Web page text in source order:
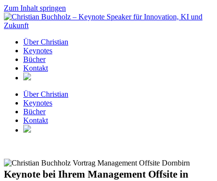
Zum Inhalt springen
Über Christian
Keynotes
Bücher
Kontakt
Über Christian
Keynotes
Bücher
Kontakt
Keynote bei Ihrem Management Offsite in